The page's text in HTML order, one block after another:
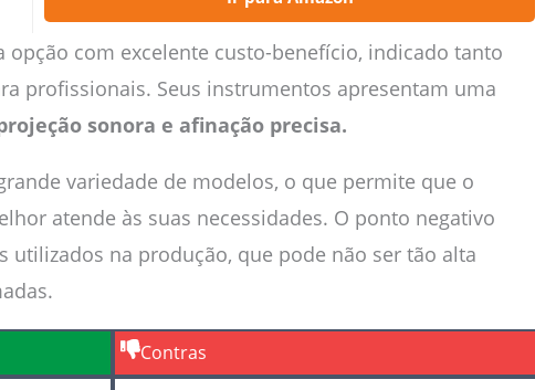
com excelente custo-benefício, indicado tanto
profissionais. Seus instrumentos apresentam uma
sonora e afinação precisa.
variedade de modelos, o que permite que o
atende às suas necessidades. O ponto negativo
utilizados na produção, que pode não ser tão alta
Contras